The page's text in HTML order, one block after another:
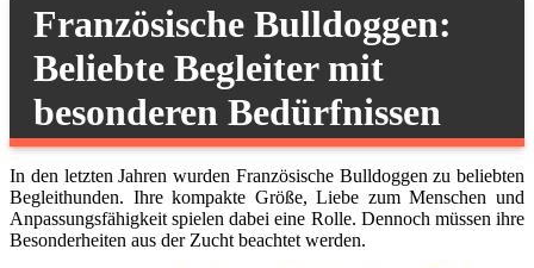
Französische Bulldoggen:
Beliebte Begleiter mit
besonderen Bedürfnissen
In den letzten Jahren wurden Französische Bulldoggen zu beliebten
Begleithunden. Ihre kompakte Größe, Liebe zum Menschen und
Anpassungsfähigkeit spielen dabei eine Rolle. Dennoch müssen ihre
Besonderheiten aus der Zucht beachtet werden.